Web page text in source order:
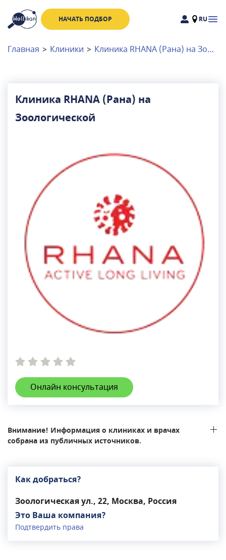
НАЧАТЬ ПОДБОР RU
Доктора
Клиники
Главная > Клиники > Клиника RHANA (Рана) на Зоологической
Клиника RHANA (Рана) на
Зоологической
Онлайн консультация
Внимание! Информация о клиниках и врачах
собрана из публичных источников.
Как добраться?
Зоологическая ул., 22, Москва, Россия
Это Ваша компания?
Подтвердить права